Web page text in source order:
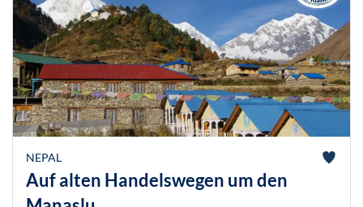
NEPAL
Auf alten Handelswegen um den